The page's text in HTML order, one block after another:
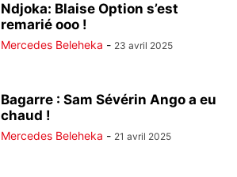
Ndjoka: Blaise Option s’est
remarié ooo !
Mercedes Beleheka - 23 avril 2025
Bagarre : Sam Sévérin Ango a eu
chaud !
Mercedes Beleheka - 21 avril 2025